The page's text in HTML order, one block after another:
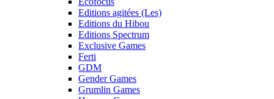
Editions agitées (Les)
Editions du Hibou
Editions Spectrum
Exclusive Games
Ferti
GDM
Gender Games
Grumlin Games